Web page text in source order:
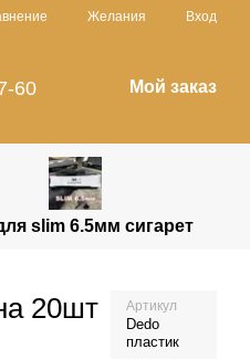
Желания Вход
60 Мой заказ
slim 6.5мм сигарет
20шт
Артикул
Dedo
пластик